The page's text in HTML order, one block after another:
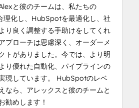
と彼のチームは、私たちの
理化し、HubSpotを最適化し、社
り良く調整する手助けをしてくれ
プローチは思慮深く、オーダーメ
トがありました。今では、より明
り優れた自動化、パイプラインの
現しています。 HubSpotのレベ
なら、アレックスと彼のチームと
勧めします！